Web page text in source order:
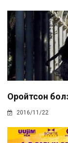
Оройтсон
2016/11/22